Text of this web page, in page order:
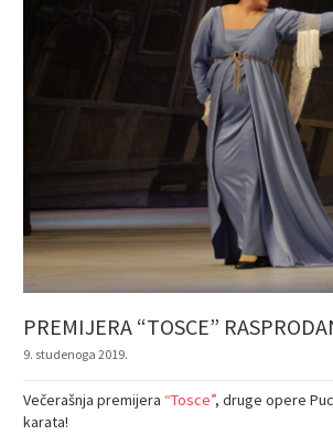
PREMIJERA “TOSCE”
9. studenoga 2019.
Večerašnja premijera “Tosce”, druge opere
karata!